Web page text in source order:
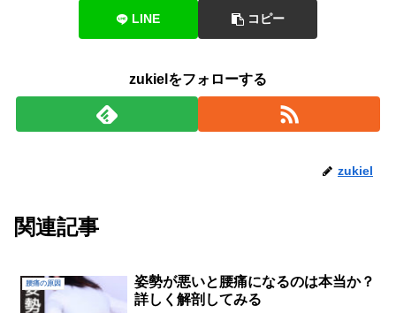
LINE コピー
zukielをフォローする
zukiel
関連記事
腰痛の原因
姿勢が悪いと腰痛になるのは本当か？
詳しく解剖してみる